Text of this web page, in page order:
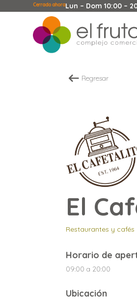
Cerrado ahoraLun – Dom 10:00 –
Regresar
El
Restaurantes y cafés
Horario de
09:00 a 20:00
Ubicación